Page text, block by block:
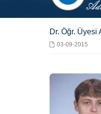
Dr. Öğr. Üyesi
03-09-2015